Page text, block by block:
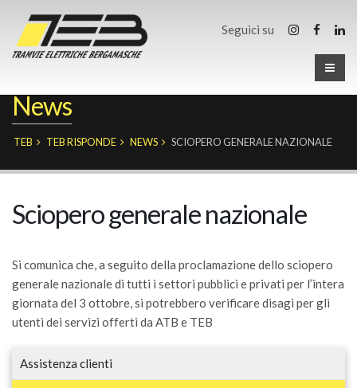
Seguici su
News
TEB TEB RISPONDE NEWS SCIOPERO GENERALE NAZIONALE
Sciopero generale nazionale
Si comunica che, a seguito della proclamazione dello sciopero
generale nazionale di tutti i settori pubblici e privati per l’intera
giornata del 3 ottobre, si potrebbero verificare disagi per gli
utenti dei servizi offerti da ATB e TEB
Assistenza clienti